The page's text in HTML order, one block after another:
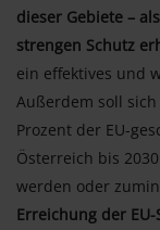
dieser Gebiete –
strengen Schutz
ein effektives und
Außerdem soll
Prozent der EU-
Österreich bis
werden oder
Erreichung der